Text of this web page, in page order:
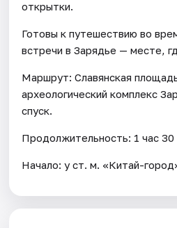
открытки.
Готовы к путешествию во
встречи в Зарядье — месте,
Маршрут: Славянская
археологический комплекс
спуск.
Продолжительность: 1 час 30
Начало: у ст. м. «Китай-